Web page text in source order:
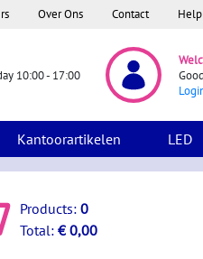
Over Ons Contact
10:00 - 17:00
Kantoorartikelen LED
Products:0
Total:€ 0,00